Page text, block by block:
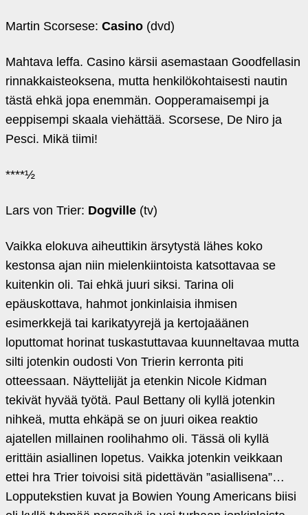
Martin Scorsese: Casino (dvd)
Mahtava leffa. Casino kärsii asemastaan Goodfellasin
rinnakkaisteoksena, mutta henkilökohtaisesti nautin
tästä ehkä jopa enemmän. Oopperamaisempi ja
eeppisempi skaala viehättää. Scorsese, De Niro ja
Pesci. Mikä tiimi!
****½
Lars von Trier: Dogville (tv)
Vaikka elokuva aiheuttikin ärsytystä lähes koko
kestonsa ajan niin mielenkiintoista katsottavaa se
kuitenkin oli. Tai ehkä juuri siksi. Tarina oli
epäuskottava, hahmot jonkinlaisia ihmisen
esimerkkejä tai karikatyyrejä ja kertojaäänen
loputtomat horinat tuskastuttavaa kuunneltavaa mutta
silti jotenkin oudosti Von Trierin kerronta piti
otteessaan. Näyttelijät ja etenkin Nicole Kidman
tekivät hyvää työtä. Paul Bettany oli kyllä jotenkin
nihkeä, mutta ehkäpä se on juuri oikea reaktio
ajatellen millainen roolihahmo oli. Tässä oli kyllä
erittäin asiallinen lopetus. Vaikka jotenkin veikkaan
ettei hra Trier toivoisi sitä pidettävän ”asiallisena”…
Lopputekstien kuvat ja Bowien Young Americans biisi